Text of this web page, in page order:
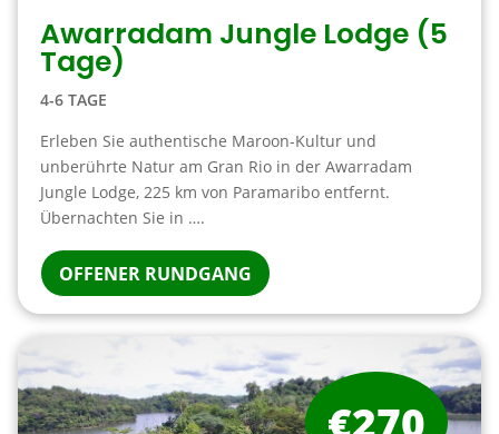
Awarradam Jungle Lodge (5
Tage)
4-6 TAGE
Erleben Sie authentische Maroon-Kultur und
unberührte Natur am Gran Rio in der Awarradam
Jungle Lodge, 225 km von Paramaribo entfernt.
Übernachten Sie in ….
OFFENER RUNDGANG
€270